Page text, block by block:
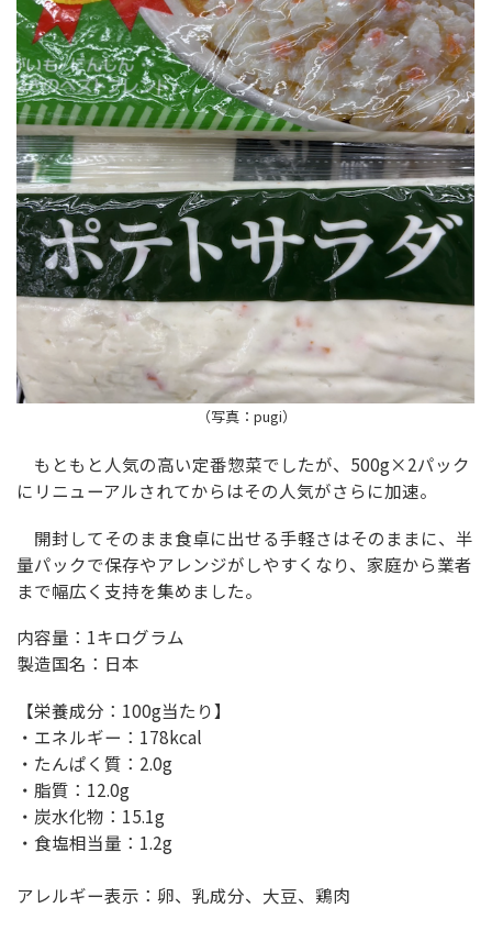
（写真：pugi）
もともと人気の高い定番惣菜でしたが、500g×2パック
にリニューアルされてからはその人気がさらに加速。
開封してそのまま食卓に出せる手軽さはそのままに、半
量パックで保存やアレンジがしやすくなり、家庭から業者
まで幅広く支持を集めました。
内容量：1キログラム
製造国名：日本
【栄養成分：100g当たり】
・エネルギー：178kcal
・たんぱく質：2.0g
・脂質：12.0g
・炭水化物：15.1g
・食塩相当量：1.2g
アレルギー表示：卵、乳成分、大豆、鶏肉